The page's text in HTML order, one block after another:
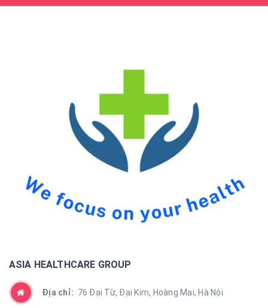
ASIA HEALTHCARE GROUP
Địa chỉ: 76 Đại Từ, Đại Kim, Hoàng Mai, Hà Nội